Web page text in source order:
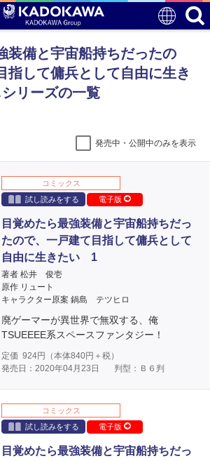
装備と宇宙船持ちだったの
指して傭兵として自由に生き
リーズの一覧
発売中・公開中のみを表示
コミックス
試し読みをする
電子版
目覚めたら最強装備と宇宙船持ちだっ
たので、一戸建て目指して傭兵として
自由に生きたい 1
著者 松井 俊壱
原作 リュート
キャラクター原案 鍋島 テツヒロ
廃ゲーマーが異世界で無双する、俺
TSUEEEE系スペースファンタジー！
定価 924円（本体840円＋税）
発売日：2020年04月23日
判型：Ｂ６判
コミックス
試し読みをする
電子版
目覚めたら最強装備と宇宙船持ちだっ